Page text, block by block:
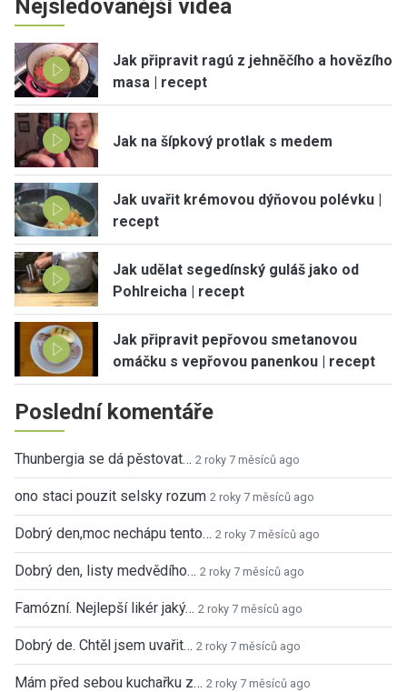
Nejsledovanější videa
Jak připravit ragú z jehněčího a hovězího
masa | recept
Jak na šípkový protlak s medem
Jak uvařit krémovou dýňovou polévku |
recept
Jak udělat segedínský guláš jako od
Pohlreicha | recept
Jak připravit pepřovou smetanovou
omáčku s vepřovou panenkou | recept
Poslední komentáře
Thunbergia se dá pěstovat… 2 roky 7 měsíců ago
ono staci pouzit selsky rozum 2 roky 7 měsíců ago
Dobrý den,moc nechápu tento… 2 roky 7 měsíců ago
Dobrý den, listy medvědího… 2 roky 7 měsíců ago
Famózní. Nejlepší likér jaký… 2 roky 7 měsíců ago
Dobrý de. Chtěl jsem uvařit… 2 roky 7 měsíců ago
Mám před sebou kuchařku z… 2 roky 7 měsíců ago